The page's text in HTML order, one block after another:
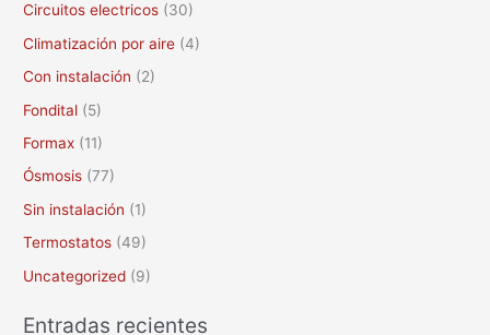
Circuitos electricos (30)
Climatización por aire (4)
Con instalación (2)
Fondital (5)
Formax (11)
Ósmosis (77)
Sin instalación (1)
Termostatos (49)
Uncategorized (9)
Entradas recientes